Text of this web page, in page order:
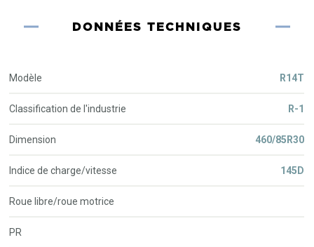
DONNÉES TECHNIQUES
Modèle R14T
Classification de l'industrie R-1
Dimension 460/85R30
Indice de charge/vitesse 145D
Roue libre/roue motrice
PR